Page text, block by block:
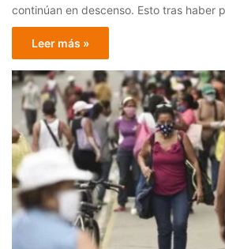
continúan en descenso. Esto tras haber
Leer más »